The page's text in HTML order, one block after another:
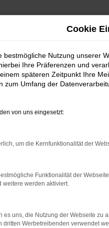
Mo – Fr
Sa
07:30 – 18:00 Uhr
08:30 – 12:00 Uhr
WERKSTATT
Cookie
bestmögliche Nutzung unserer
Ihre Präferenzen und
späteren Zeitpunkt Ihre
zum Umfang der
von uns eingesetzt:
um die Kernfunktionalität der
Funktionalität der
weitere werden aktiviert.
es uns, die Nutzung der Webseite
dritten Werbetreibenden verwendet